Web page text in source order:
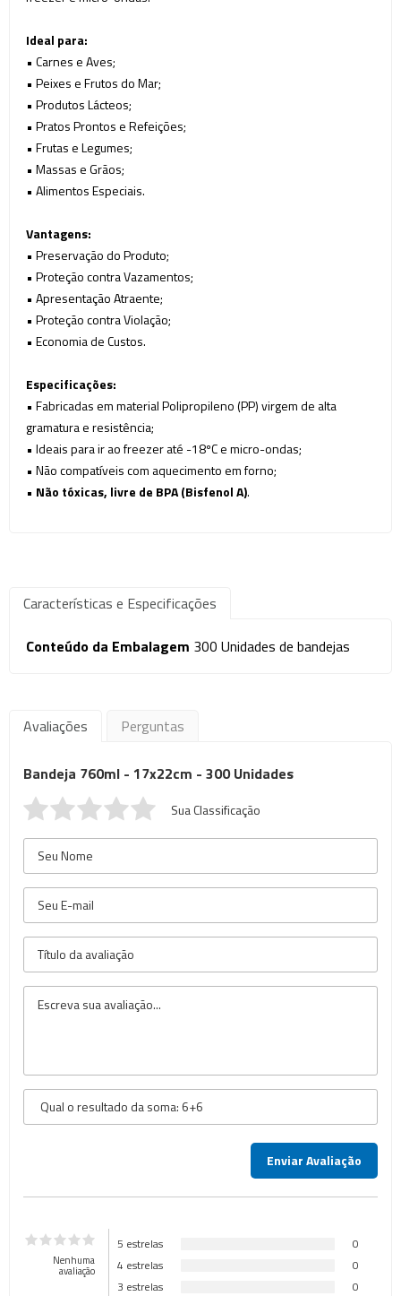
Ideal para:
• Carnes e Aves;
• Peixes e Frutos do Mar;
• Produtos Lácteos;
• Pratos Prontos e Refeições;
• Frutas e Legumes;
• Massas e Grãos;
• Alimentos Especiais.
Vantagens:
• Preservação do Produto;
• Proteção contra Vazamentos;
• Apresentação Atraente;
• Proteção contra Violação;
• Economia de Custos.
Especificações:
• Fabricadas em material Polipropileno (PP) virgem de alta
gramatura e resistência;
• Ideais para ir ao freezer até -18ºC emicro-ondas;
• Não compatíveis com aquecimento em forno;
• Não tóxicas, livre de BPA (Bisfenol A).
Características e Especificações
Conteúdo da Embalagem 300 Unidades de bandejas
Avaliações Perguntas
Bandeja 760ml - 17x22cm - 300 Unidades
Sua Classificação
Nenhuma
avaliação
5 estrelas
0
4 estrelas
0
3 estrelas
0